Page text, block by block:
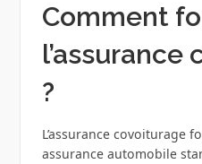
Comment
l’assurance
?
L’assurance covoiturage
assurance automobile